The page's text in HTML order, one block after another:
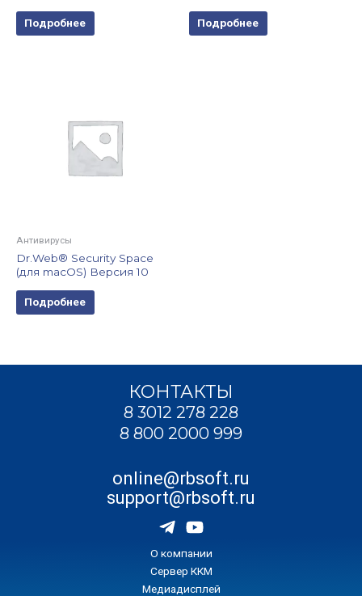
Подробнее Подробнее
Антивирусы
Dr.Web® Security Space
(для macOS) Версия 10
Подробнее
КОНТАКТЫ
8 3012 278 228
8 800 2000 999
online@rbsoft.ru
support@rbsoft.ru
О компании
Сервер ККМ
Медиадисплей